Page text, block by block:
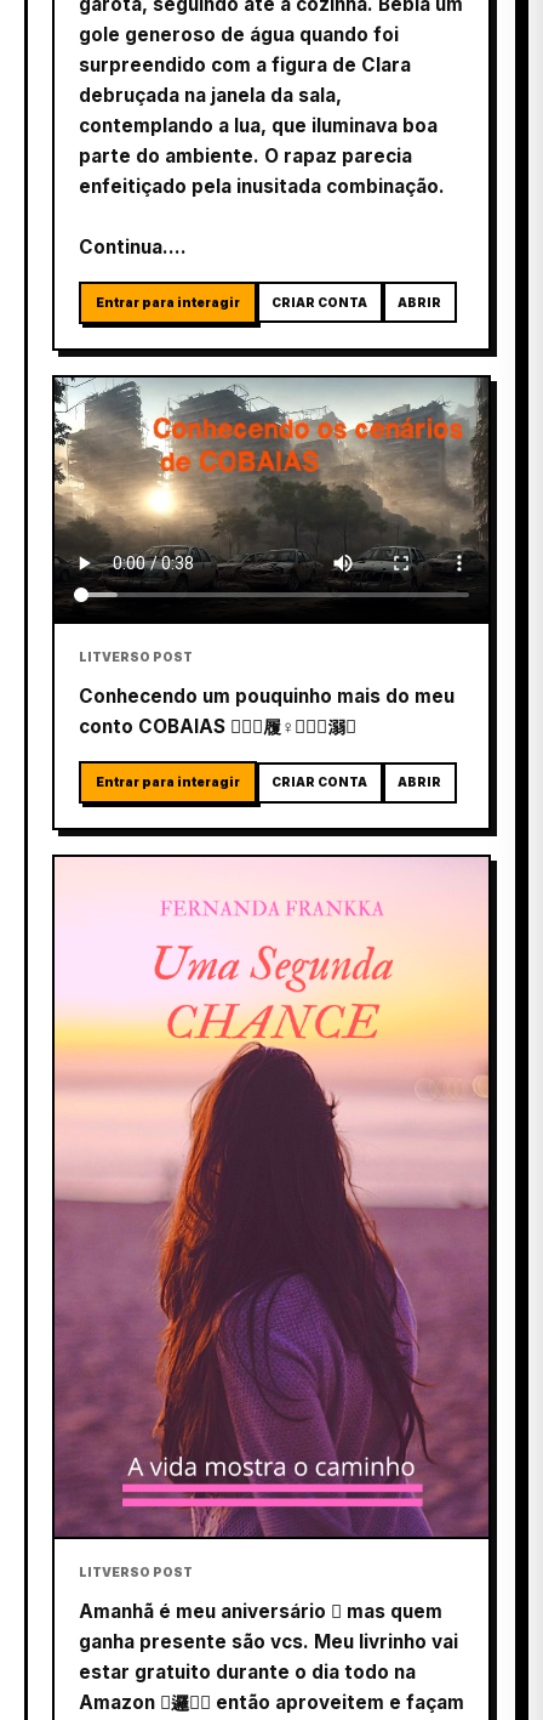
gole generoso de água quando foi
surpreendido com a figura de Clara
debruçada na janela da sala,
contemplando a lua, que iluminava boa
parte do ambiente. O rapaz parecia
enfeitiçado pela inusitada combinação.
Continua....
Entrar para interagir CRIAR CONTA ABRIR
LITVERSO POST
Conhecendo um pouquinho mais do meu
conto COBAIAS 履‍♀️‍溺
Entrar para interagir CRIAR CONTA ABRIR
LITVERSO POST
Amanhã é meu aniversário  mas quem
ganha presente são vcs. Meu livrinho vai
estar gratuito durante o dia todo na
Amazon 邏 então aproveitem e façam